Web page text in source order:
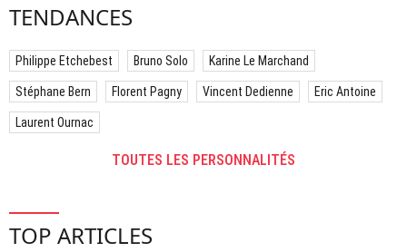
TENDANCES
Philippe Etchebest Bruno Solo Karine Le Marchand
Stéphane Bern Florent Pagny Vincent Dedienne Eric Antoine
Laurent Ournac
TOUTES LES PERSONNALITÉS
TOP ARTICLES